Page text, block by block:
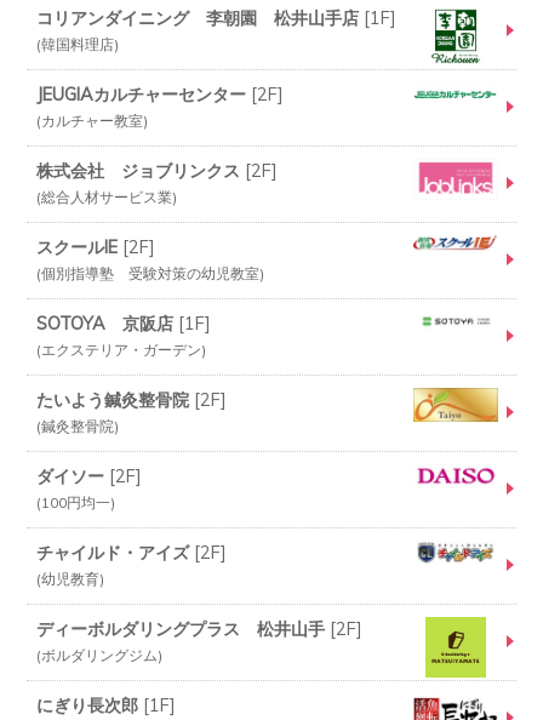
コリアンダイニング 李朝園 松井山手店 [1F]
韓国料理店
JEUGIAカルチャーセンター [2F]
カルチャー教室
株式会社 ジョブリンクス [2F]
総合人材サービス業
スクールIE [2F]
個別指導塾 受験対策の幼児教室
SOTOYA 京阪店 [1F]
エクステリア・ガーデン
たいよう鍼灸整骨院 [2F]
鍼灸整骨院
ダイソー [2F]
100円均一
チャイルド・アイズ [2F]
幼児教育
ディーボルダリングプラス 松井山手 [2F]
ボルダリングジム
にぎり長次郎 [1F]